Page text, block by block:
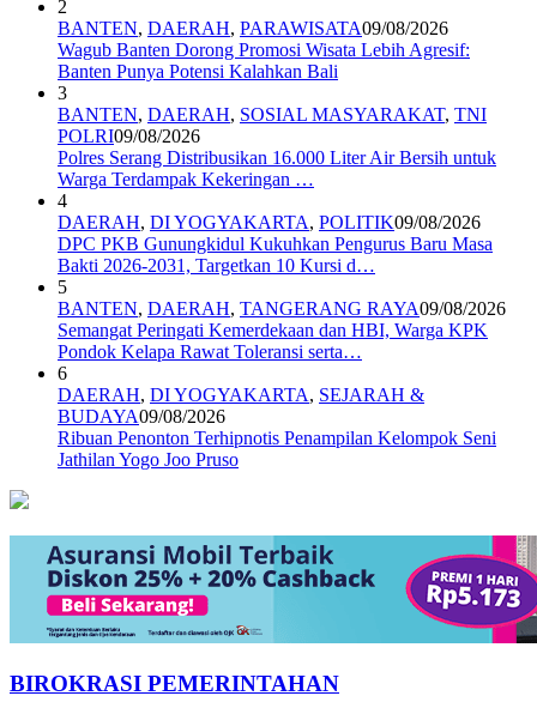
2
BANTEN, DAERAH, PARAWISATA09/08/2026
Wagub Banten Dorong Promosi Wisata Lebih Agresif:
Banten Punya Potensi Kalahkan Bali
3
BANTEN, DAERAH, SOSIAL MASYARAKAT, TNI
POLRI09/08/2026
Polres Serang Distribusikan 16.000 Liter Air Bersih untuk
Warga Terdampak Kekeringan …
4
DAERAH, DI YOGYAKARTA, POLITIK09/08/2026
DPC PKB Gunungkidul Kukuhkan Pengurus Baru Masa
Bakti 2026-2031, Targetkan 10 Kursi d…
5
BANTEN, DAERAH, TANGERANG RAYA09/08/2026
Semangat Peringati Kemerdekaan dan HBI, Warga KPK
Pondok Kelapa Rawat Toleransi serta…
6
DAERAH, DI YOGYAKARTA, SEJARAH &
BUDAYA09/08/2026
Ribuan Penonton Terhipnotis Penampilan Kelompok Seni
Jathilan Yogo Joo Pruso
BIROKRASI PEMERINTAHAN